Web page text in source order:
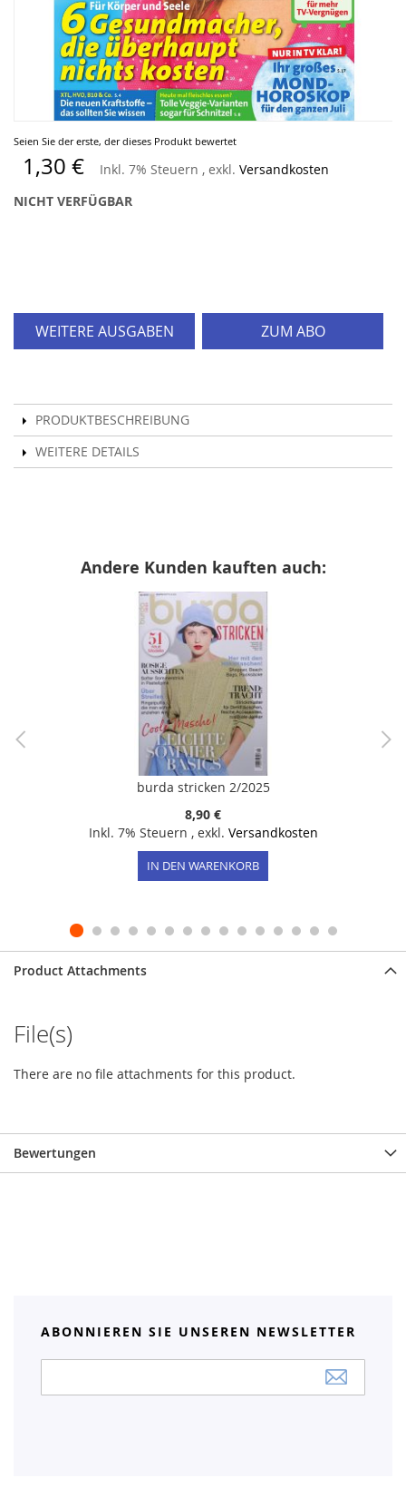
Seien Sie der erste, der dieses Produkt bewertet
1,30 € Inkl. 7% Steuern , exkl. Versandkosten
NICHT VERFÜGBAR
WEITERE AUSGABEN ZUM ABO
PRODUKTBESCHREIBUNG
WEITERE DETAILS
Zum
Anfang
der
Bildergalerie
springen
Andere Kunden kauften auch:
burda stricken 2/2025
8,90 €
Inkl. 7% Steuern , exkl. Versandkosten
IN DEN WARENKORB
Product Attachments
File(s)
There are no file attachments for this product.
Bewertungen
ABONNIEREN SIE UNSEREN NEWSLETTER
Newsletter: